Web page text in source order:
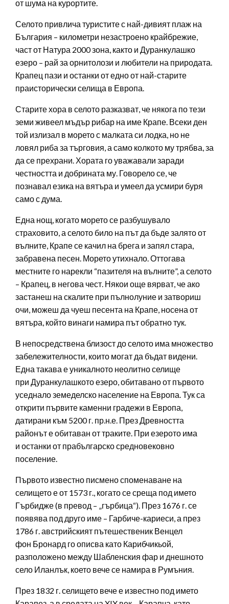
от шума на курортите.
Селото привлича туристите с най-дивият плаж на
България – километри незастроено крайбрежие,
част от Натура 2000 зона, както и Дуранкулашко
езеро – рай за орнитолози и любители на природата.
Крапец пази и останки от едно от най-старите
праисторически селища в Европа.
Старите хора в селото разказват, че някога по тези
земи живеел мъдър рибар на име Крапе. Всеки ден
той излизал в морето с малката си лодка, но не
ловял риба за търговия, а само колкото му трябва, за
да се прехрани. Хората го уважавали заради
честността и добрината му. Говорело се, че
познавал езика на вятъра и умеел да усмири буря
само с дума.
Една нощ, когато морето се разбушувало
страховито, а селото било на път да бъде залято от
вълните, Крапе се качил на брега и запял стара,
забравена песен. Морето утихнало. Оттогава
местните го нарекли “пазителя на вълните”, а селото
– Крапец, в негова чест. Някои още вярват, че ако
застанеш на скалите при пълнолуние и затвориш
очи, можеш да чуеш песента на Крапе, носена от
вятъра, който винаги намира път обратно тук.
В непосредствена близост до селото има множество
забележителности, които могат да бъдат видени.
Една такава е уникалното неолитно селище
при Дуранкулашкото езеро, обитавано от първото
уседнало земеделско население на Европа. Тук са
открити първите каменни градежи в Европа,
датирани към 5200 г. пр.н.е. През Древността
районът е обитаван от траките. При езерото има
и останки от прабългарско средновековно
поселение.
Първото известно писмено споменаване на
селището е от 1573 г., когато се среща под името
Гърбидже (в превод – „гърбица“). През 1676 г. се
появява под друго име – Гарбиче-кариеси, а през
1786 г. австрийският пътешественик Венцел
фон Бронард го описва като Карибчикьой,
разположено между Шабленския фар и днешното
село Иланлък, което вече се намира в Румъния.
През 1832 г. селището вече е известно под името